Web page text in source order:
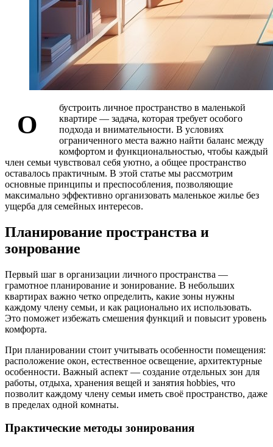
О
бустроить личное пространство в маленькой
квартире — задача, которая требует особого
подхода и внимательности. В условиях
ограниченного места важно найти баланс между
комфортом и функциональностью, чтобы каждый
член семьи чувствовал себя уютно, а общее пространство
оставалось практичным. В этой статье мы рассмотрим
основные принципы и преспособления, позволяющие
максимально эффективно организовать маленькое жилье без
ущерба для семейных интересов.
Планирование пространства и
зонрование
Первый шаг в организации личного пространства —
грамотное планирование и зонирование. В небольших
квартирах важно четко определить, какие зоны нужны
каждому члену семьи, и как рационально их использовать.
Это поможет избежать смешения функций и повысит уровень
комфорта.
При планировании стоит учитывать особенности помещения:
расположение окон, естественное освещение, архитектурные
особенности. Важный аспект — создание отдельных зон для
работы, отдыха, хранения вещей и занятия hobbies, что
позволит каждому члену семьи иметь своё пространство, даже
в пределах одной комнаты.
Практические методы зонирования